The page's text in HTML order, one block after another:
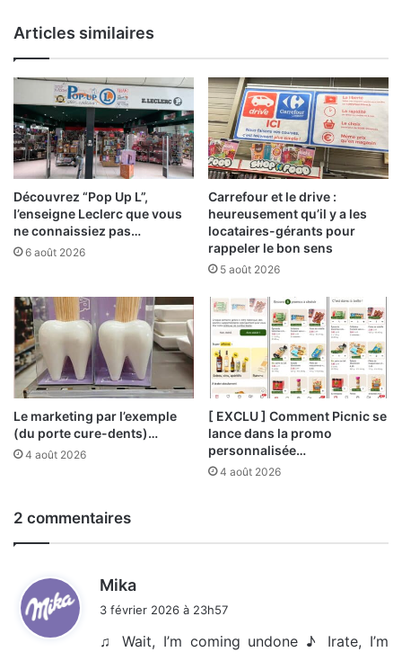
Articles similaires
Découvrez “Pop Up L”,
l’enseigne Leclerc que vous
ne connaissiez pas…
6 août 2026
Carrefour et le drive :
heureusement qu’il y a les
locataires-gérants pour
rappeler le bon sens
5 août 2026
Le marketing par l’exemple
(du porte cure-dents)…
4 août 2026
[ EXCLU ] Comment Picnic se
lance dans la promo
personnalisée…
4 août 2026
2 commentaires
Mika
3 février 2026 à 23h57
♫ Wait, I’m coming undone ♪ Irate, I’m